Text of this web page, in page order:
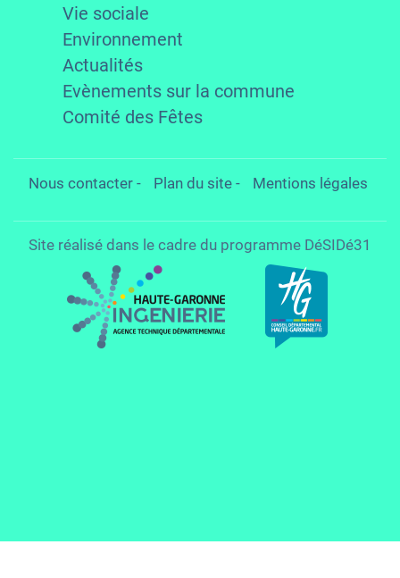
Vie sociale
Environnement
Actualités
Evènements sur la commune
Comité des Fêtes
Nous contacter- Plan du site- Mentions légales
Site réalisé dans le cadre du programme DéSIDé31